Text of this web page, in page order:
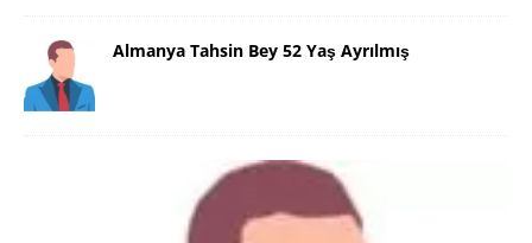
Almanya Tahsin Bey 52 Yaş Ayrılmış